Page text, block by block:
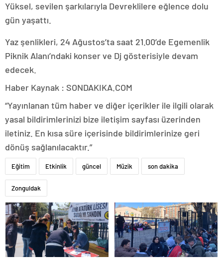
Yüksel, sevilen şarkılarıyla Devreklilere eğlence dolu
gün yaşattı.
Yaz şenlikleri, 24 Ağustos’ta saat 21.00’de Egemenlik
Piknik Alanı’ndaki konser ve Dj gösterisiyle devam
edecek.
Haber Kaynak : SONDAKIKA.COM
“Yayınlanan tüm haber ve diğer içerikler ile ilgili olarak
yasal bildirimlerinizi bize iletişim sayfası üzerinden
iletiniz. En kısa süre içerisinde bildirimlerinize geri
dönüş sağlanılacaktır.”
Eğitim Etkinlik güncel Müzik son dakika
Zonguldak